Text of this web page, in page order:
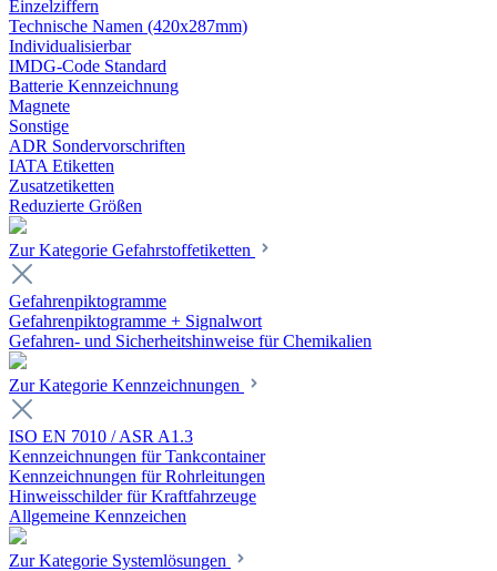
Einzelziffern
Technische Namen (420x287mm)
Individualisierbar
IMDG-Code Standard
Batterie Kennzeichnung
Magnete
Sonstige
ADR Sondervorschriften
IATA Etiketten
Zusatzetiketten
Reduzierte Größen
Zur Kategorie Gefahrstoffetiketten
Gefahrenpiktogramme
Gefahrenpiktogramme + Signalwort
Gefahren- und Sicherheitshinweise für Chemikalien
Zur Kategorie Kennzeichnungen
ISO EN 7010 / ASR A1.3
Kennzeichnungen für Tankcontainer
Kennzeichnungen für Rohrleitungen
Hinweisschilder für Kraftfahrzeuge
Allgemeine Kennzeichen
Zur Kategorie Systemlösungen